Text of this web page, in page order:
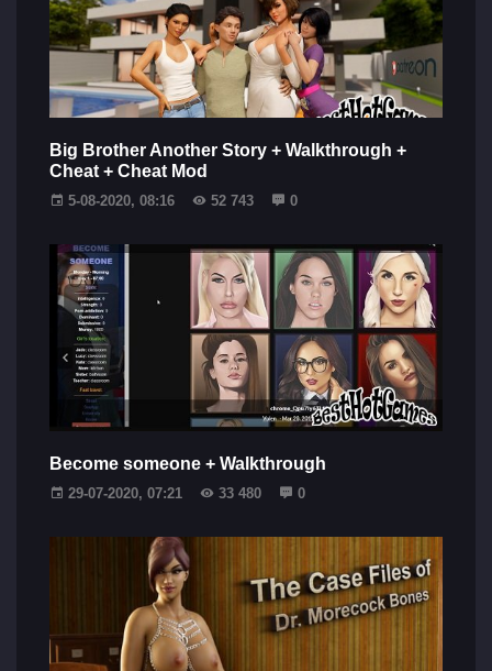
Big Brother Another Story + Walkthrough +
Cheat + Cheat Mod
5-08-2020, 08:16 52 743 0
Become someone + Walkthrough
29-07-2020, 07:21 33 480 0